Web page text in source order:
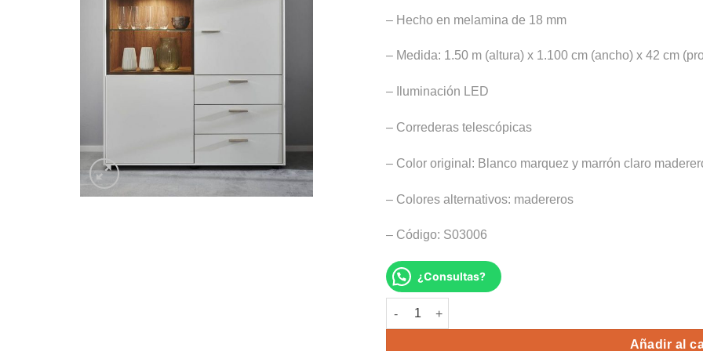
– Hecho en melamina de 18 mm
– Medida: 1.50 m (altura) x 1.100 cm (ancho) x 42 cm
– Iluminación LED
– Correderas telescópicas
– Color original: Blanco marquez y marrón claro
– Colores alternativos: madereros
– Código: S03006
¿Consultas?
VITRINA COSMOS cantidad
Añadir al